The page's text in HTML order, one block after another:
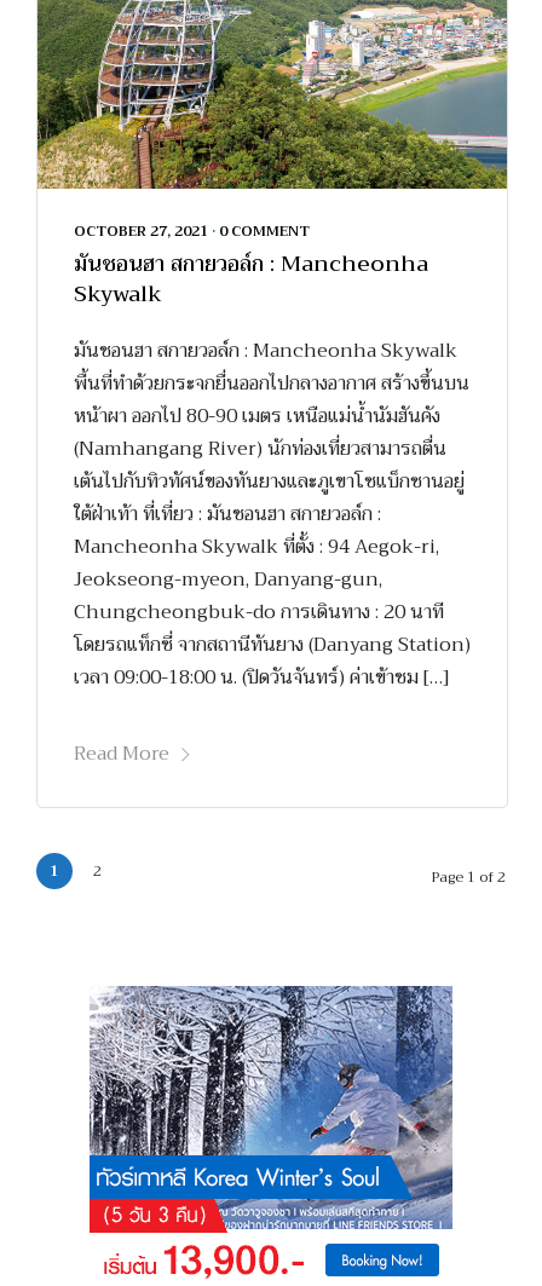
OCTOBER 27, 2021 • 0 COMMENT
มันชอนฮา สกายวอล์ก : Mancheonha
Skywalk
มันชอนฮา สกายวอล์ก : Mancheonha Skywalk
พื้นที่ทำด้วยกระจกยื่นออกไปกลางอากาศ สร้างขึ้นบน
หน้าผา ออกไป 80-90 เมตร เหนือแม่น้ำนัมฮันคัง
(Namhangang River) นักท่องเที่ยวสามารถตื่น
เต้นไปกับทิวทัศน์ของทันยางและภูเขาโซแบ็กซานอยู่
ใต้ฝ่าเท้า ที่เที่ยว : มันชอนฮา สกายวอล์ก :
Mancheonha Skywalk ที่ตั้ง : 94 Aegok-ri,
Jeokseong-myeon, Danyang-gun,
Chungcheongbuk-do การเดินทาง : 20 นาที
โดยรถแท็กซี่ จากสถานีทันยาง (Danyang Station)
เวลา 09:00-18:00 น. (ปิดวันจันทร์) ค่าเข้าชม […]
Read More
1 2 Page 1 of 2